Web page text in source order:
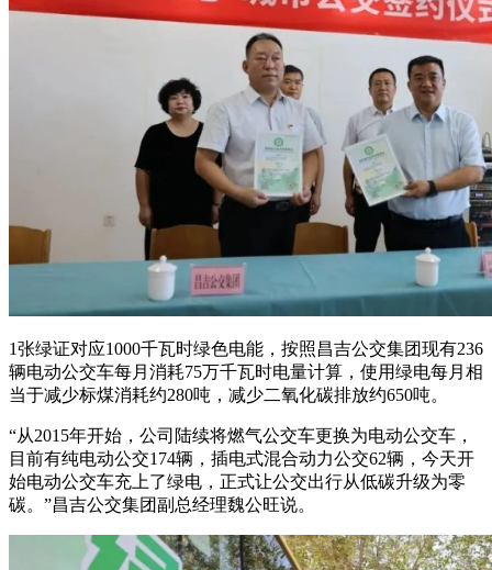
1张绿证对应1000千瓦时绿色电能，按照昌吉公交集团现有236
辆电动公交车每月消耗75万千瓦时电量计算，使用绿电每月相
当于减少标煤消耗约280吨，减少二氧化碳排放约650吨。
“从2015年开始，公司陆续将燃气公交车更换为电动公交车，
目前有纯电动公交174辆，插电式混合动力公交62辆，今天开
始电动公交车充上了绿电，正式让公交出行从低碳升级为零
碳。”昌吉公交集团副总经理魏公旺说。